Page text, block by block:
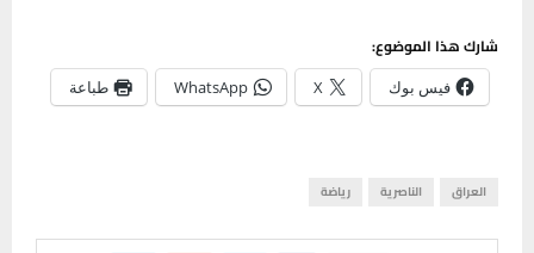
شارك هذا الموضوع:
فيس بوك X
WhatsApp طباعة
العراق الناصرية رياضة